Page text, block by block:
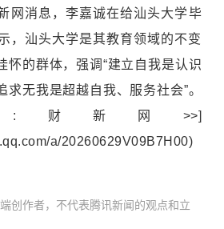
网消息，李嘉诚在给汕头大学毕
，汕头大学是其教育领域的不变
怀的群体，强调“建立自我是认识
求无我是超越自我、服务社会”。
新网>>]
a/20260629V09B7H00)
创作者，不代表腾讯新闻的观点和立